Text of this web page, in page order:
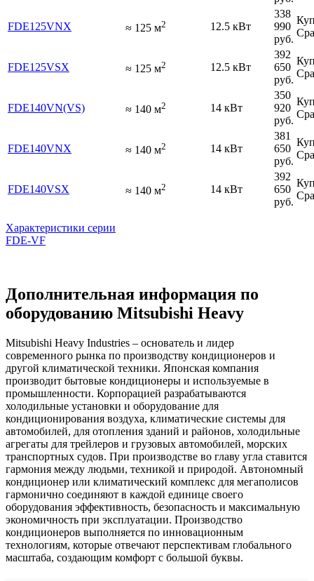
FDE125VNX ≈ 125 м2 12.5 кВт
338
990
руб.
FDE125VSX ≈ 125 м2 12.5 кВт
392
650
руб.
FDE140VN(VS) ≈ 140 м2 14 кВт
350
920
руб.
FDE140VNX ≈ 140 м2 14 кВт
381
650
руб.
FDE140VSX ≈ 140 м2 14 кВт
392
650
руб.
Характеристики серии
FDE-VF
Дополнительная информация по
оборудованию Mitsubishi Heavy
Mitsubishi Heavy Industries – основатель и лидер
современного рынка по производству кондиционеров и
другой климатической техники. Японская компания
производит бытовые кондиционеры и используемые в
промышленности. Корпорацией разрабатываются
холодильные установки и оборудование для
кондиционирования воздуха, климатические системы для
автомобилей, для отопления зданий и районов, холодильные
агрегаты для трейлеров и грузовых автомобилей, морских
транспортных судов. При производстве во главу угла ставится
гармония между людьми, техникой и природой. Автономный
кондиционер или климатический комплекс для мегаполисов
гармонично соединяют в каждой единице своего
оборудования эффективность, безопасность и максимальную
экономичность при эксплуатации. Производство
кондиционеров выполняется по инновационным
технологиям, которые отвечают перспективам глобального
масштаба, создающим комфорт с большой буквы.